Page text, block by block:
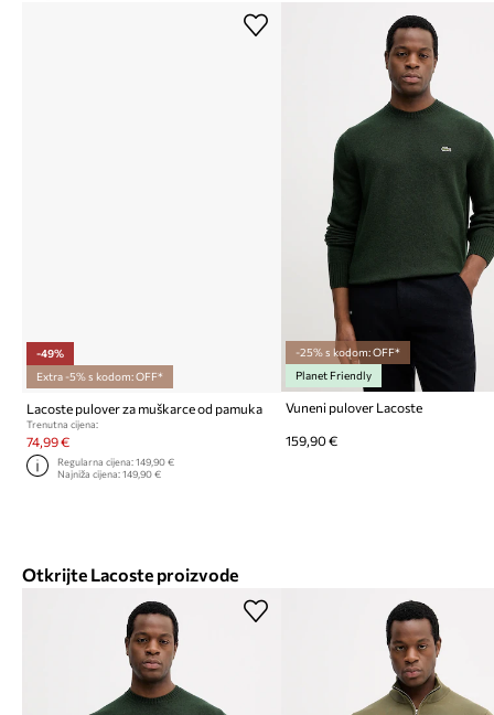
-49%
Extra -5% s kodom: OFF*
Lacoste pulover za muškarce od pamuka
Trenutna cijena:
74,99 €
Regularna cijena:149,90 €
Najniža cijena:149,90 €
-25% s kodom: OFF*
Planet Friendly
Vuneni pulover Lacoste
159,90 €
Otkrijte Lacoste proizvode